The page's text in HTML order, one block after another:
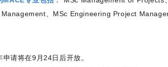
、MSc Engineering Project
请将在9月24日后开放。